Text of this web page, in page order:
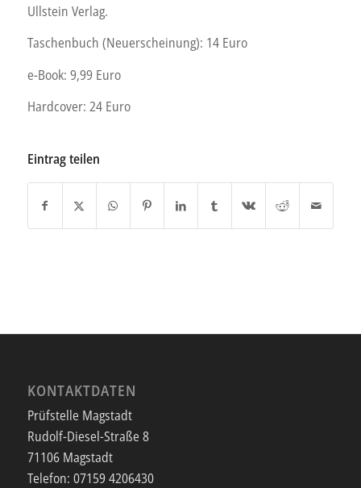
Ullstein Verlag.
Taschenbuch (Neuerscheinung): 14 Euro
e-Book: 9,99 Euro
Hardcover: 24 Euro
Eintrag teilen
KONTAKTDATEN
Prüfstelle Magstadt
Rudolf-Diesel-Straße 8
71106 Magstadt
Telefon: 07159 4206430